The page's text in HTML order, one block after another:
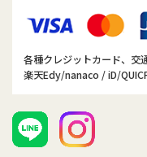
各種クレジットカード、交
楽天Edy/nanaco / iD/